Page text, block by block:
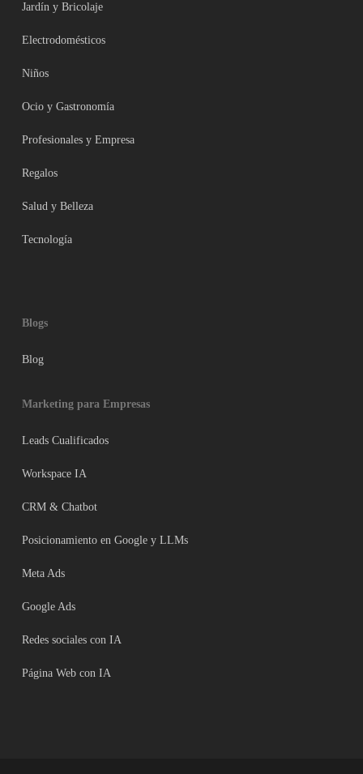
Jardín y Bricolaje
Electrodomésticos
Niños
Ocio y Gastronomía
Profesionales y Empresa
Regalos
Salud y Belleza
Tecnología
Blogs
Blog
Marketing para Empresas
Leads Cualificados
Workspace IA
CRM & Chatbot
Posicionamiento en Google y LLMs
Meta Ads
Google Ads
Redes sociales con IA
Página Web con IA